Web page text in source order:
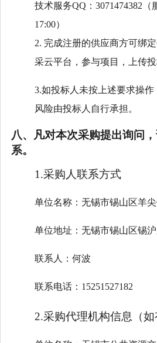
技术服务QQ：3071474382
17:00）
2. 完成注册的供应商方可绑
采云平台，参与项目，上传投
3.如投标人未按上述要求操
风险由投标人自行承担。
八、凡对本次采购提出询问
系。
1.采购人联系方式
单位名称：无锡市锡山区羊
单位地址：无锡市锡山区锡
联系人：何波
联系电话：15251527182
2.采购代理机构信息（如